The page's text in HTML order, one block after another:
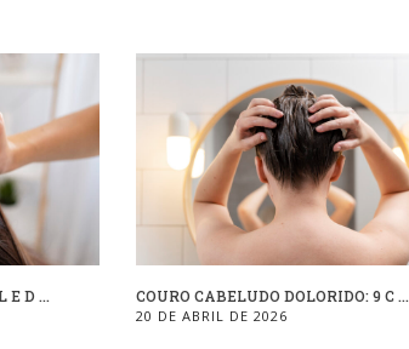
E D ... COURO CABELUDO DOLORIDO: 9 C ...
20 DE ABRIL DE 2026